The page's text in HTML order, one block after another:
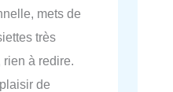
mets de
très
à redire.
de